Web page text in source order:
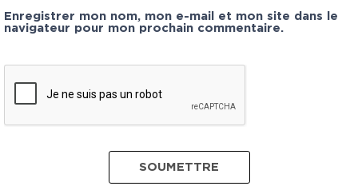
Enregistrer mon nom, mon e-mail et mon site dans le
navigateur pour mon prochain commentaire.